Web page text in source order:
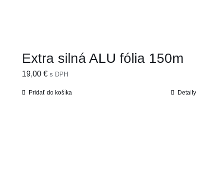
Extra silná ALU fólia 150m
19,00 € s DPH
Pridať do košíka Detaily